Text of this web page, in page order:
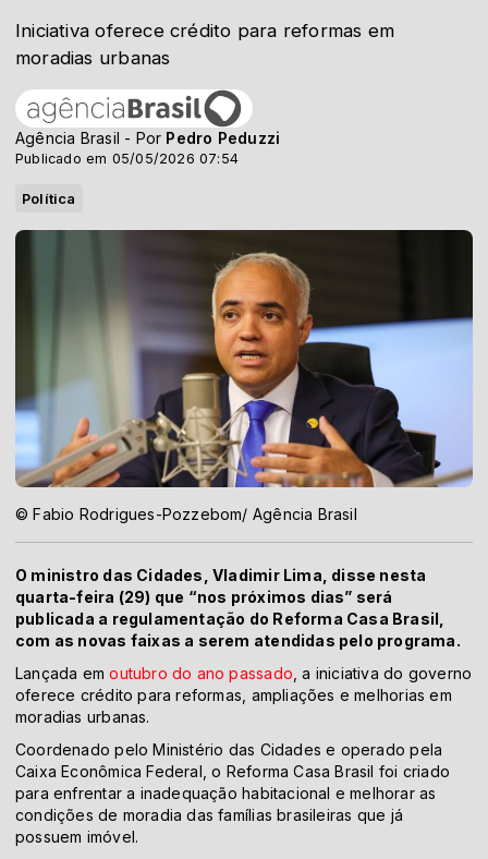
Iniciativa oferece crédito para reformas em
moradias urbanas
Agência Brasil - Por Pedro Peduzzi
Publicado em 05/05/2026 07:54
Política
© Fabio Rodrigues-Pozzebom/ Agência Brasil
O ministro das Cidades, Vladimir Lima, disse nesta
quarta-feira (29) que “nos próximos dias” será
publicada a regulamentação do Reforma Casa Brasil,
com as novas faixas a serem atendidas pelo programa.
Lançada emoutubro do ano passado , a iniciativa do governo
oferece crédito para reformas, ampliações e melhorias em
moradias urbanas.
Coordenado pelo Ministério das Cidades e operado pela
Caixa Econômica Federal, o Reforma Casa Brasil foi criado
para enfrentar a inadequação habitacional e melhorar as
condições de moradia das famílias brasileiras que já
possuem imóvel.